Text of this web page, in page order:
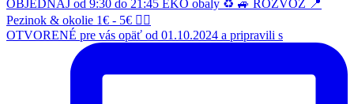
OTVORENÉ pre vás opäť od 01.10.2024 a pripravili s